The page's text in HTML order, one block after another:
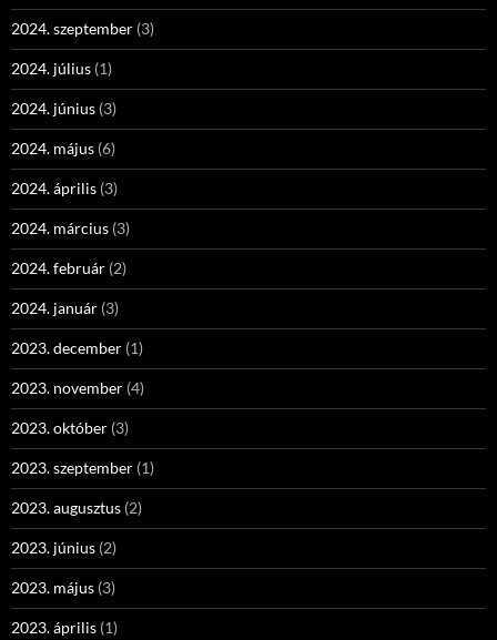
2024. szeptember (3)
2024. július (1)
2024. június (3)
2024. május (6)
2024. április (3)
2024. március (3)
2024. február (2)
2024. január (3)
2023. december (1)
2023. november (4)
2023. október (3)
2023. szeptember (1)
2023. augusztus (2)
2023. június (2)
2023. május (3)
2023. április (1)